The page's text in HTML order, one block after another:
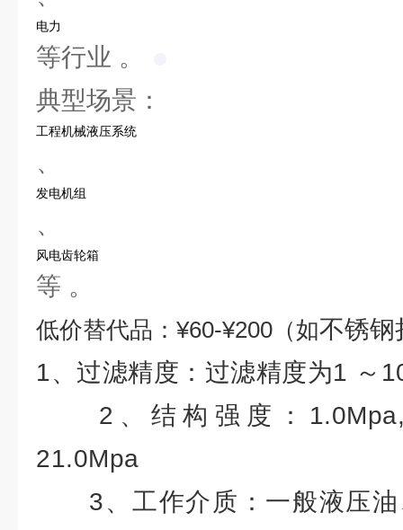
电力
等行业 。 ‌‌
典型场景：
工程机械液压系统
、
发电机组
、
风电齿轮箱
等 。
低价替代品：¥60-¥200（如不锈钢
1、过滤精度：过滤精度为1 ～
2、结构强度：1.0Mpa,
21.0Mpa
3、工作介质：一般液压油